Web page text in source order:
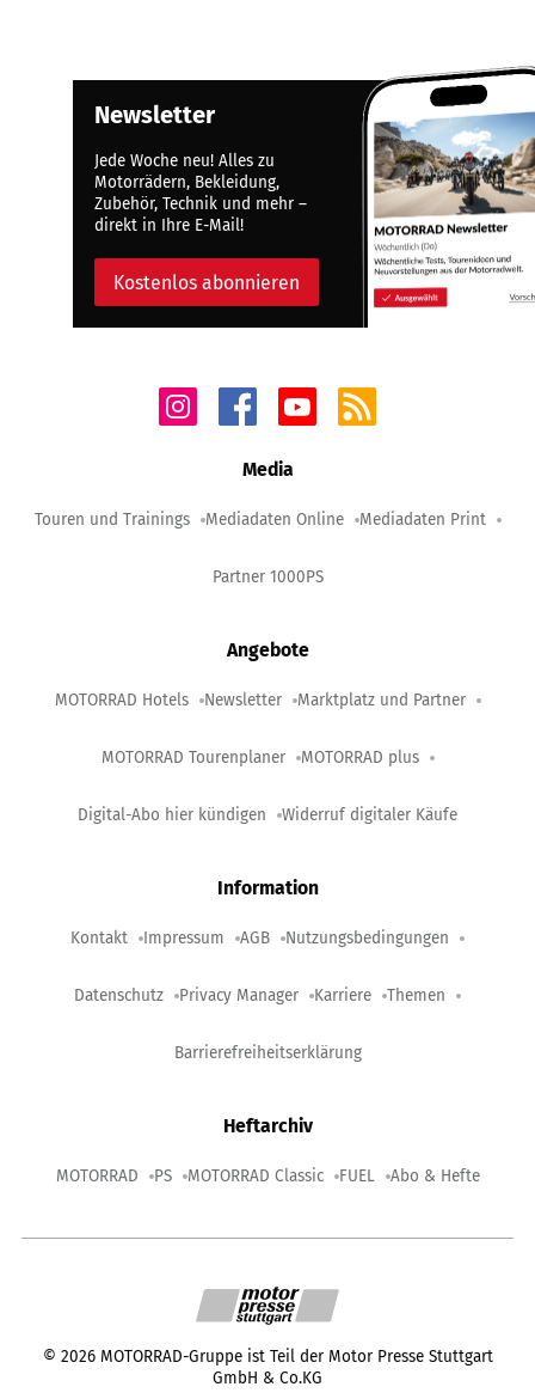
Newsletter
Jede Woche neu! Alles zu
Motorrädern, Bekleidung,
Zubehör, Technik und mehr –
direkt in Ihre E-Mail!
Kostenlos abonnieren
Media
Touren und Trainings Mediadaten Online Mediadaten Print
Partner 1000PS
Angebote
MOTORRAD Hotels Newsletter Marktplatz und Partner
MOTORRAD Tourenplaner MOTORRAD plus
Digital-Abo hier kündigen Widerruf digitaler Käufe
Information
Kontakt Impressum AGB Nutzungsbedingungen
Datenschutz Privacy Manager Karriere Themen
Barrierefreiheitserklärung
Heftarchiv
MOTORRAD PS MOTORRAD Classic FUEL Abo & Hefte
© 2026 MOTORRAD-Gruppe ist Teil der Motor Presse Stuttgart
GmbH & Co.KG